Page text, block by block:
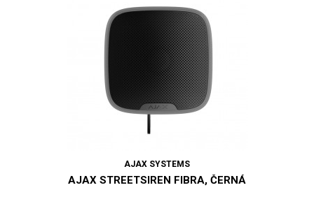
AJAX SYSTEMS
AJAX STREETSIREN FIBRA, ČERNÁ